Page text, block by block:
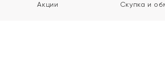
Акции Скупка и